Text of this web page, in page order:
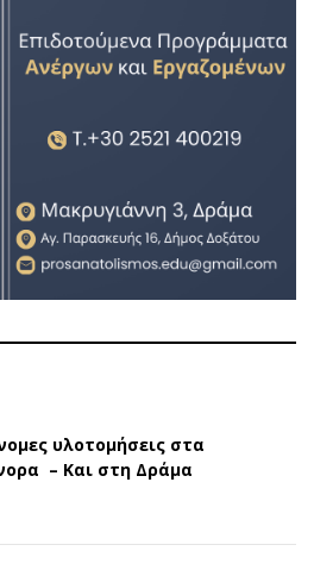
υλοτομήσεις στα
– Και στη Δράμα